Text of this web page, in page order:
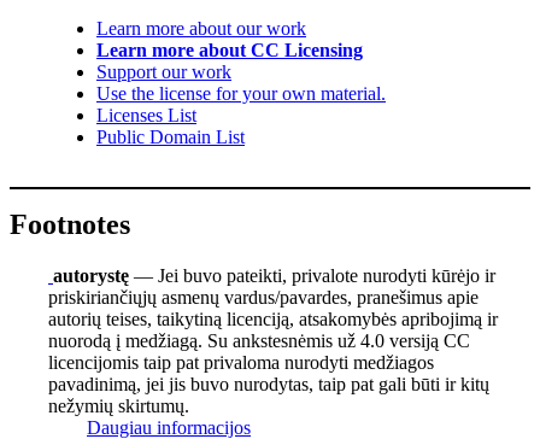
Learn more about our work
Learn more about CC Licensing
Support our work
Use the license for your own material.
Licenses List
Public Domain List
Footnotes
autorystę — Jei buvo pateikti, privalote nurodyti kūrėjo ir
priskiriančiųjų asmenų vardus/pavardes, pranešimus apie
autorių teises, taikytiną licenciją, atsakomybės apribojimą ir
nuorodą į medžiagą. Su ankstesnėmis už 4.0 versiją CC
licencijomis taip pat privaloma nurodyti medžiagos
pavadinimą, jei jis buvo nurodytas, taip pat gali būti ir kitų
nežymių skirtumų.
Daugiau informacijos